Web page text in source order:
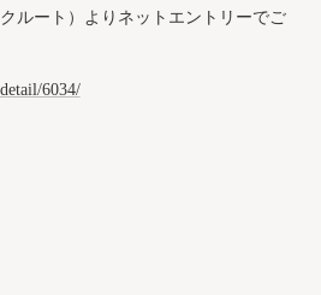
ルート）よりネットエントリーでご
6034/